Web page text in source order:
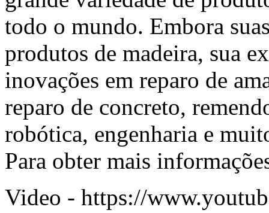
todo o mundo. Embora
produtos de madeira, sua
inovações em reparo de
reparo de concreto,
robótica, engenharia e
Para obter mais
Video - https://